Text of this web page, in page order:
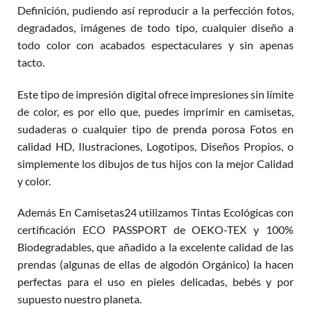
Definición, pudiendo así reproducir a la perfección fotos,
degradados, imágenes de todo tipo, cualquier diseño a
todo color con acabados espectaculares y sin apenas
tacto.
Este tipo de impresión digital ofrece impresiones sin límite
de color, es por ello que, puedes imprimir en camisetas,
sudaderas o cualquier tipo de prenda porosa Fotos en
calidad HD, Ilustraciones, Logotipos, Diseños Propios, o
simplemente los dibujos de tus hijos con la mejor Calidad
y color.
Además En Camisetas24 utilizamos Tintas Ecológicas con
certificación ECO PASSPORT de OEKO-TEX y 100%
Biodegradables, que añadido a la excelente calidad de las
prendas (algunas de ellas de algodón Orgánico) la hacen
perfectas para el uso en pieles delicadas, bebés y por
supuesto nuestro planeta.